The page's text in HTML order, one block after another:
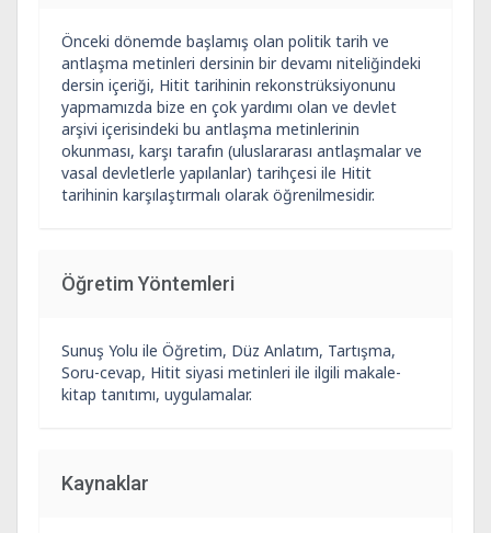
Önceki dönemde başlamış olan politik tarih ve
antlaşma metinleri dersinin bir devamı niteliğindeki
dersin içeriği, Hitit tarihinin rekonstrüksiyonunu
yapmamızda bize en çok yardımı olan ve devlet
arşivi içerisindeki bu antlaşma metinlerinin
okunması, karşı tarafın (uluslararası antlaşmalar ve
vasal devletlerle yapılanlar) tarihçesi ile Hitit
tarihinin karşılaştırmalı olarak öğrenilmesidir.
Öğretim Yöntemleri
Sunuş Yolu ile Öğretim, Düz Anlatım, Tartışma,
Soru-cevap, Hitit siyasi metinleri ile ilgili makale-
kitap tanıtımı, uygulamalar.
Kaynaklar